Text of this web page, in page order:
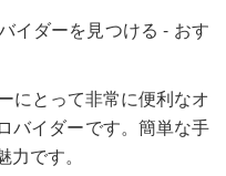
にとって非常に便利なオ
バイダーです。簡単な手
です。